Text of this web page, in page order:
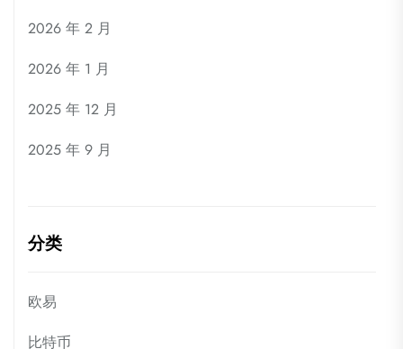
2026 年 2 月
2026 年 1 月
2025 年 12 月
2025 年 9 月
分类
欧易
比特币